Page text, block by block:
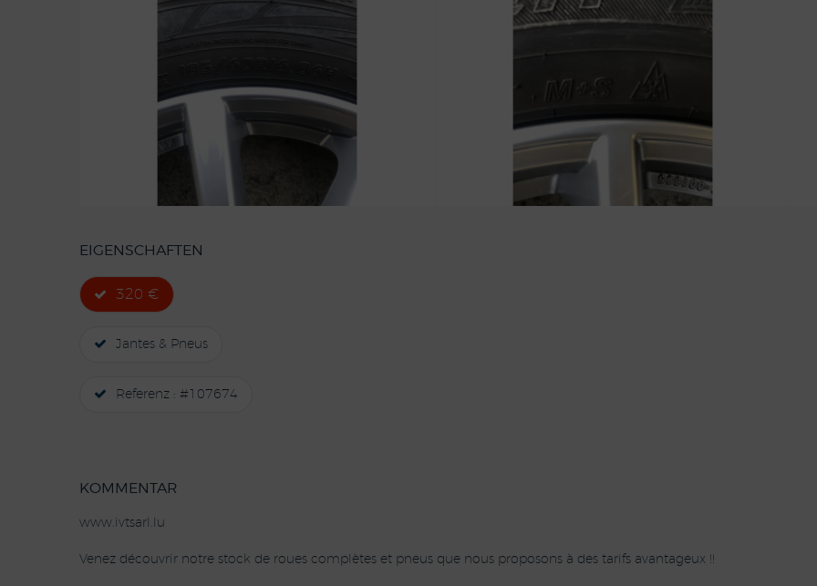
EIGENSCHAFTEN
320 €
Jantes & Pneus
Referenz : #107674
KOMMENTAR
www.ivtsarl.lu
Venez découvrir notre stock de roues complètes et pneus que nous proposons à des tarifs avantageux !!